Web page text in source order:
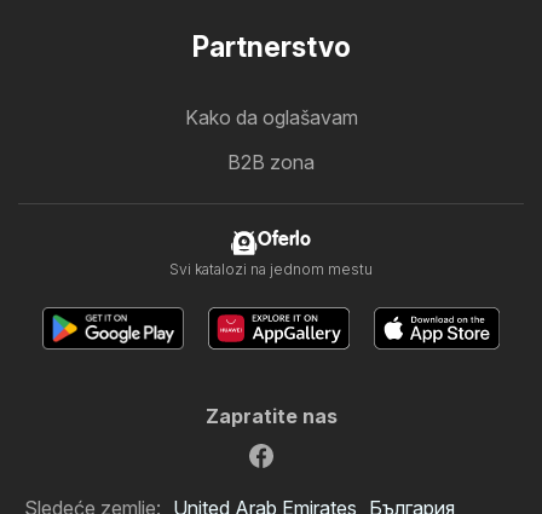
Partnerstvo
Kako da oglašavam
B2B zona
Oferlo
Svi katalozi na jednom mestu
Zapratite nas
Sledeće zemlje: United Arab Emirates България